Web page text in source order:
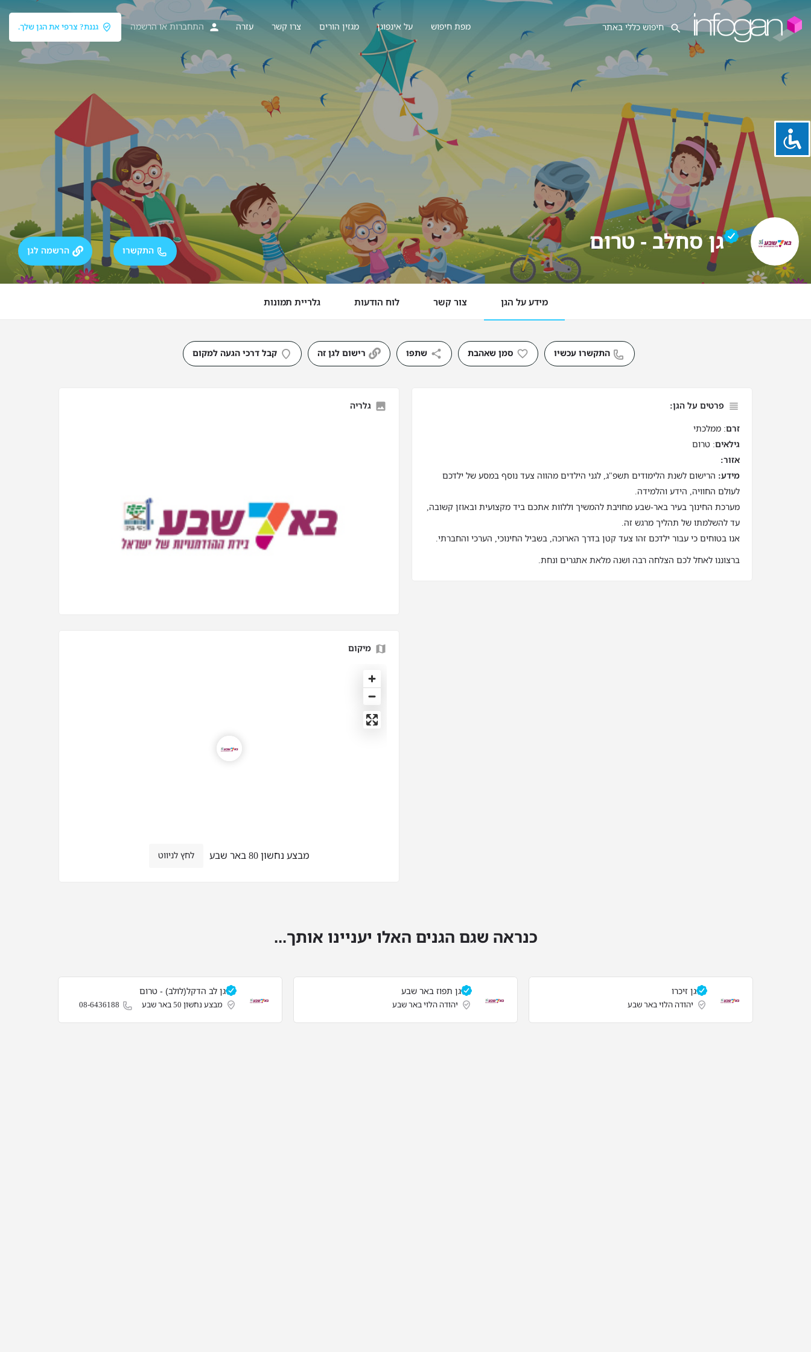
מפת חיפוש על אינפוגן מגזין הורים צרו קשר עזרה התחברות או הרשמה גננת? צרפי את הגן שלך.
גן סחלב - טרום התקשרו הרשמה לגן
מידע על הגן צור קשר לוח הודעות גלריית תמונות
התקשרו עכשיו סמן שאהבת שתפו רישום לגן זה קבל דרכי הגעה למקום
פרטים על הגן:
זרם: ממלכתי
גילאים: טרום
אזור:
מידע: הרישום לשנת הלימודים תשפ"ג, לגני הילדים מהווה צעד נוסף במסע של ילדכם
לעולם החוויה, הידע והלמידה.
מערכת החינוך בעיר באר-שבע מחויבת להמשיך וללוות אתכם ביד מקצועית ובאוזן קשובה,
עד להשלמתו של תהליך מרגש זה.
אנו בטוחים כי עבור ילדכם זהו צעד קטן בדרך הארוכה, בשביל החינוכי, הערכי והחברתי.
ברצוננו לאחל לכם הצלחה רבה ושנה מלאת אתגרים ונחת.
גלריה
מיקום
מבצע נחשון 80 באר שבע לחץ לניווט
כנראה שגם הגנים האלו יעניינו אותך...
גן זיכרו
יהודה הלוי באר שבע
גן תפוז באר שבע
יהודה הלוי באר שבע
גן לב הדקל(לולב) - טרום
מבצע נחשון 50 באר שבע 08-6436188